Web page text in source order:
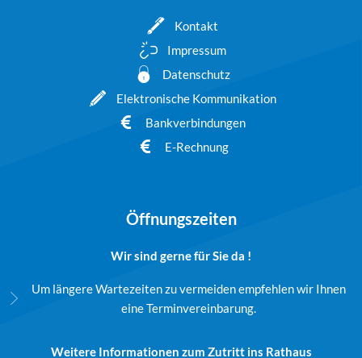
Kontakt
Impressum
Datenschutz
Elektronische Kommunikation
Bankverbindungen
E-Rechnung
Öffnungszeiten
Wir sind gerne für Sie da !
Um längere Wartezeiten zu vermeiden empfehlen wir Ihnen
eine Terminvereinbarung.
Weitere Informationen zum Zutritt ins Rathaus